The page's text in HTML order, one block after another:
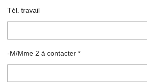
Tél. travail
-M/Mme 2 à contacter *